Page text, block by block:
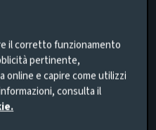
il corretto funzionamento
pertinente,
online e capire come utilizzi
consulta il